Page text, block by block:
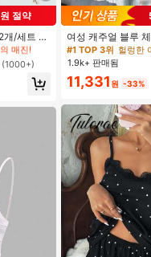
절약
/세트 여
켓 상의
주얼 홈
프라이드 월 여성 파자마 세트
매진!
프라이드 월 여성 파자마 세트
매진!
프라이드 월 여성 파자마 세트
매진!
프라이드 월 여성 파자마 세트
(1000+)
여성 캐주얼 블루
트 폴리에스터 셔츠,
류, 편안한 스타일
#1 TOP 3위 헐렁한
1.9k+ 판매됨
11,331 원 -33%